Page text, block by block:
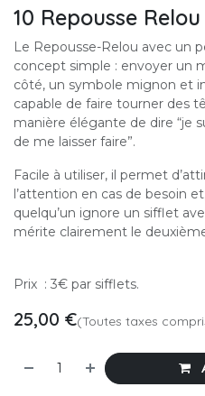
10 Repousse
Le Repousse-Relou avec un
concept simple : envoyer un
côté, un symbole mignon et
capable de faire tourner des
manière élégante de dire “je
de me laisser faire”.
Facile à utiliser, il permet
l’attention en cas de besoin
quelqu’un ignore un sifflet
mérite clairement le
Prix : 3€ par sifflets.
25,00 €(Toutes taxes